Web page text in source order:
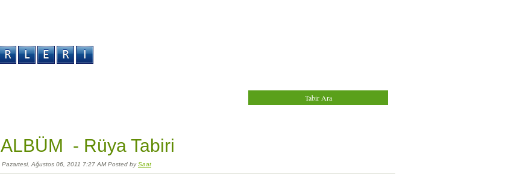
ALBÜM - Rüya Tabiri
Pazartesi, Ağustos 06, 2011 7:27 AM Posted bySaat